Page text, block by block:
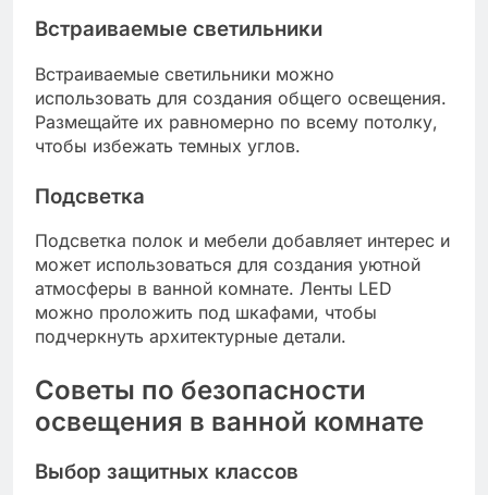
Встраиваемые светильники
Встраиваемые светильники можно
использовать для создания общего освещения.
Размещайте их равномерно по всему потолку,
чтобы избежать темных углов.
Подсветка
Подсветка полок и мебели добавляет интерес и
может использоваться для создания уютной
атмосферы в ванной комнате. Ленты LED
можно проложить под шкафами, чтобы
подчеркнуть архитектурные детали.
Советы по безопасности
освещения в ванной комнате
Выбор защитных классов